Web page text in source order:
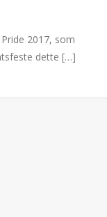
2017, som
dette […]